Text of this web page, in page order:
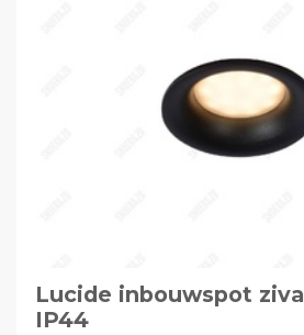
Lucide inbouwspot
IP44